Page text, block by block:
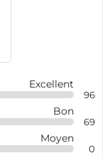
Excellent
96
Bon
69
Moyen
0